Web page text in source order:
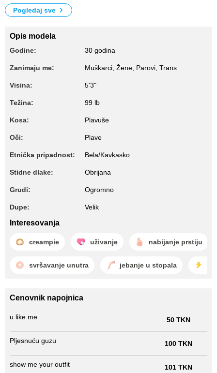
Pogledaj sve
Opis modela
Godine: 30 godina
Zanimaju me: Muškarci, Žene, Parovi, Trans
Visina: 5'3"
Težina: 99 lb
Kosa: Plavuše
Oči: Plave
Etnička pripadnost: Bela/Kavkasko
Stidne dlake: Obrijana
Grudi: Ogromno
Dupe: Velik
Interesovanja
creampie uživanje nabijanje prstiju
svršavanje unutra jebanje u stopala
Cenovnik napojnica
u like me 50 TKN
Pljesnuću guzu 100 TKN
show me your outfit 101 TKN